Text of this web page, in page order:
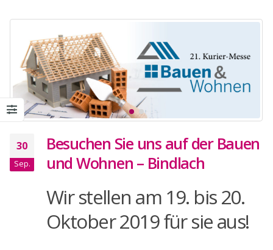
30
Sep.
Besuchen Sie uns auf der Bauen
und Wohnen – Bindlach
Wir stellen am 19. bis 20.
Oktober 2019 für sie aus!